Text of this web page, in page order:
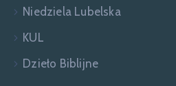
Niedziela Lubelska
KUL
Dzieło Biblijne